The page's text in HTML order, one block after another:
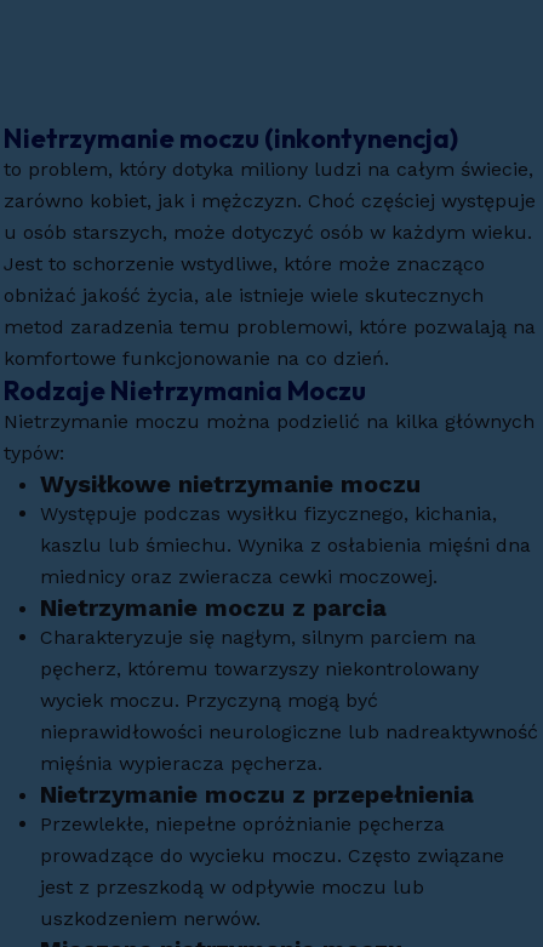
Nietrzymanie moczu (inkontynencja)
to problem, który dotyka miliony ludzi na całym świecie,
zarówno kobiet, jak i mężczyzn. Choć częściej występuje
u osób starszych, może dotyczyć osób w każdym wieku.
Jest to schorzenie wstydliwe, które może znacząco
obniżać jakość życia, ale istnieje wiele skutecznych
metod zaradzenia temu problemowi, które pozwalają na
komfortowe funkcjonowanie na co dzień.
Rodzaje Nietrzymania Moczu
Nietrzymanie moczu można podzielić na kilka głównych
typów:
Wysiłkowe nietrzymanie moczu
Występuje podczas wysiłku fizycznego, kichania,
kaszlu lub śmiechu. Wynika z osłabienia mięśni dna
miednicy oraz zwieracza cewki moczowej.
Nietrzymanie moczu z parcia
Charakteryzuje się nagłym, silnym parciem na
pęcherz, któremu towarzyszy niekontrolowany
wyciek moczu. Przyczyną mogą być
nieprawidłowości neurologiczne lub nadreaktywność
mięśnia wypieracza pęcherza.
Nietrzymanie moczu z przepełnienia
Przewlekłe, niepełne opróżnianie pęcherza
prowadzące do wycieku moczu. Często związane
jest z przeszkodą w odpływie moczu lub
uszkodzeniem nerwów.